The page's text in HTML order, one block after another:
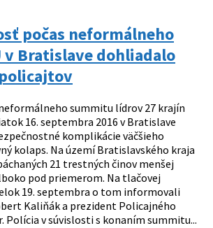
počas neformálneho
v Bratislave dohliadalo
summitu lídrov 27 krajín
16. septembra 2016 v Bratislave
komplikácie väčšieho
kolaps. Na území Bratislavského kraja
21 trestných činov menšej
pod priemerom. Na tlačovej
19. septembra o tom informovali
Kaliňák a prezident Policajného
Polícia v súvislosti s konaním summitu...